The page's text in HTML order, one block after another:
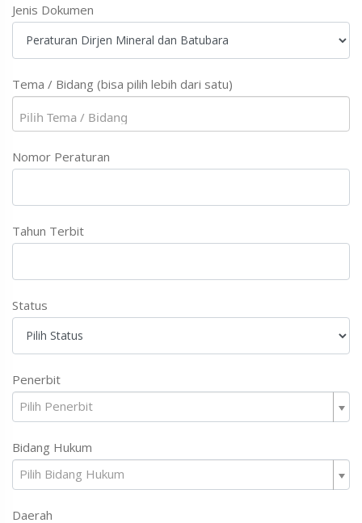
Jenis Dokumen
Tema / Bidang (bisa pilih lebih dari satu)
Nomor Peraturan
Tahun Terbit
Status
Penerbit
Pilih Penerbit
Bidang Hukum
Pilih Bidang Hukum
Daerah